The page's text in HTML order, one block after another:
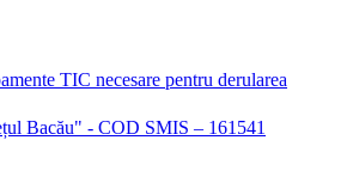
TIC necesare pentru derularea
Bacău" - COD SMIS – 161541